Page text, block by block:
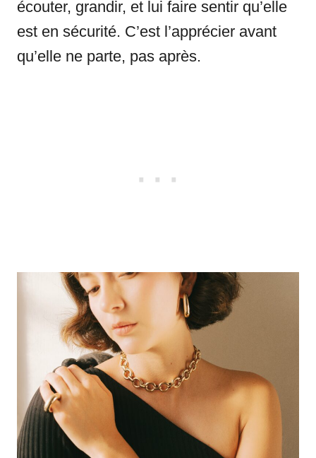
écouter, grandir, et lui faire sentir qu’elle
est en sécurité. C’est l’apprécier avant
qu’elle ne parte, pas après.